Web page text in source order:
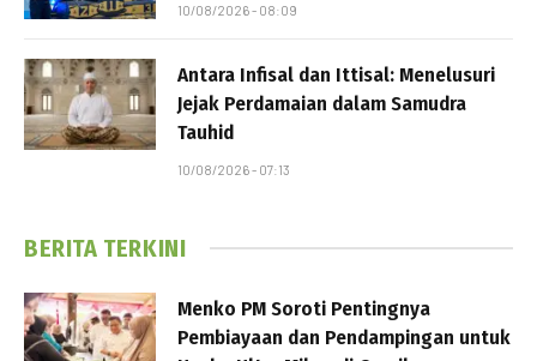
10/08/2026 - 08:09
Antara Infisal dan Ittisal: Menelusuri
Jejak Perdamaian dalam Samudra
Tauhid
10/08/2026 - 07:13
BERITA TERKINI
Menko PM Soroti Pentingnya
Pembiayaan dan Pendampingan untuk